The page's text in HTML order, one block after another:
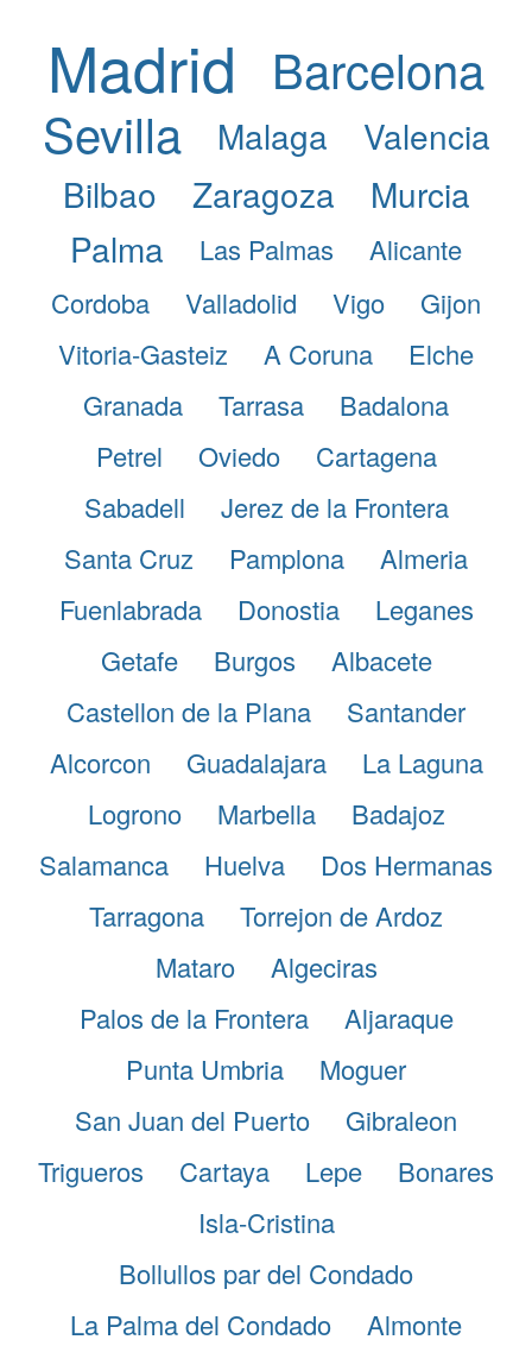
Madrid
Barcelona
Sevilla
Malaga
Valencia
Bilbao
Zaragoza
Murcia
Palma
Las Palmas
Alicante
Cordoba
Valladolid Vigo
Gijon
Vitoria-Gasteiz
A Coruna
Elche
Granada
Tarrasa
Badalona
Petrel
Oviedo
Cartagena
Sabadell
Jerez de la Frontera
Santa Cruz
Pamplona
Almeria
Fuenlabrada
Donostia
Leganes
Getafe
Burgos
Albacete
Castellon de la Plana
Santander
Alcorcon
Guadalajara
La Laguna
Logrono
Marbella
Badajoz
Salamanca
Huelva
Dos Hermanas
Tarragona
Torrejon de Ardoz
Mataro
Algeciras
Palos de la Frontera
Aljaraque
Punta Umbria
Moguer
San Juan del Puerto
Gibraleon
Trigueros
Cartaya Lepe
Bonares
Isla-Cristina
Bollullos par del Condado
La Palma del Condado
Almonte